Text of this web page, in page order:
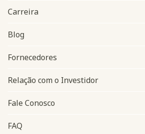
Navegação do rodapé
Carreira
Blog
Fornecedores
Relação com o Investidor
Fale Conosco
FAQ